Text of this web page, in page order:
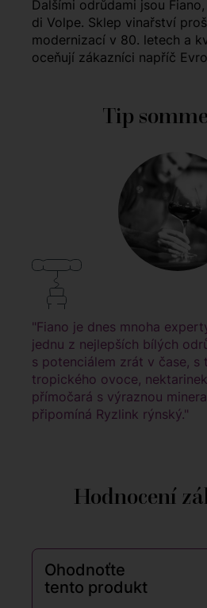
Dalšími odrůdami jsou
di Volpe. Sklep vinařství
modernizací v 80. letech a
oceňují zákazníci napříč
Tip
"Fiano je dnes mnoha
jednu z nejlepších bílých
s potenciálem zrát v čase, s
tropického ovoce,
přímočará s výraznou
připomíná Ryzlink rýnský."
Hodnocení
Ohodnoťte
tento produkt